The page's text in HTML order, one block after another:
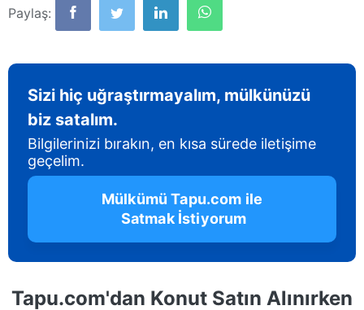
Paylaş:
Sizi hiç uğraştırmayalım, mülkünüzü
biz satalım.
Bilgilerinizi bırakın, en kısa sürede iletişime
geçelim.
Mülkümü Tapu.com ile
Satmak İstiyorum
Tapu.com'dan Konut Satın Alınırken